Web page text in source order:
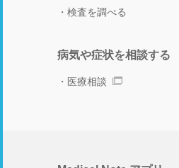
検査を調べる
病気や症状を相談する
医療相談